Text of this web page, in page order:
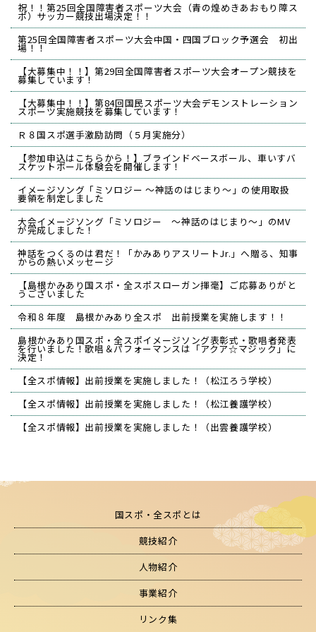
祝！！第25回全国障害者スポーツ大会（青の煌めきあおもり障ス
ポ）サッカー競技出場決定！！
第25回全国障害者スポーツ大会中国・四国ブロック予選会 初出
場！！
【大募集中！！】第29回全国障害者スポーツ大会オープン競技を
募集しています！
【大募集中！！】第84回国民スポーツ大会デモンストレーション
スポーツ実施競技を募集しています！
Ｒ８国スポ選手激励訪問（５月実施分）
【参加申込はこちらから！】ブラインドベースボール、車いすバ
スケットボール体験会を開催します！
イメージソング「ミソロジー ～神話のはじまり～」の使用取扱
要領を制定しました
大会イメージソング「ミソロジー ～神話のはじまり～」のMV
が完成しました！
神話をつくるのは君だ！「かみありアスリートJr.」へ贈る、知事
からの熱いメッセージ
【島根かみあり国スポ・全スポスローガン揮毫】ご応募ありがと
うございました
令和８年度 島根かみあり全スポ 出前授業を実施します！！
島根かみあり国スポ・全スポイメージソング表彰式・歌唱者発表
を行いました！歌唱＆パフォーマンスは「アクア☆マジック」に
決定！
【全スポ情報】出前授業を実施しました！（松江ろう学校）
【全スポ情報】出前授業を実施しました！（松江養護学校）
【全スポ情報】出前授業を実施しました！（出雲養護学校）
国スポ・全スポとは
競技紹介
人物紹介
事業紹介
リンク集